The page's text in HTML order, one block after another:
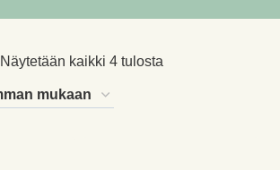
Näytetään kaikki 4 tulosta